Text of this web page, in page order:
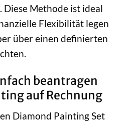
Methode ist ideal
Flexibilität legen
über einen definierten
beantragen
auf Rechnung
Diamond Painting Set